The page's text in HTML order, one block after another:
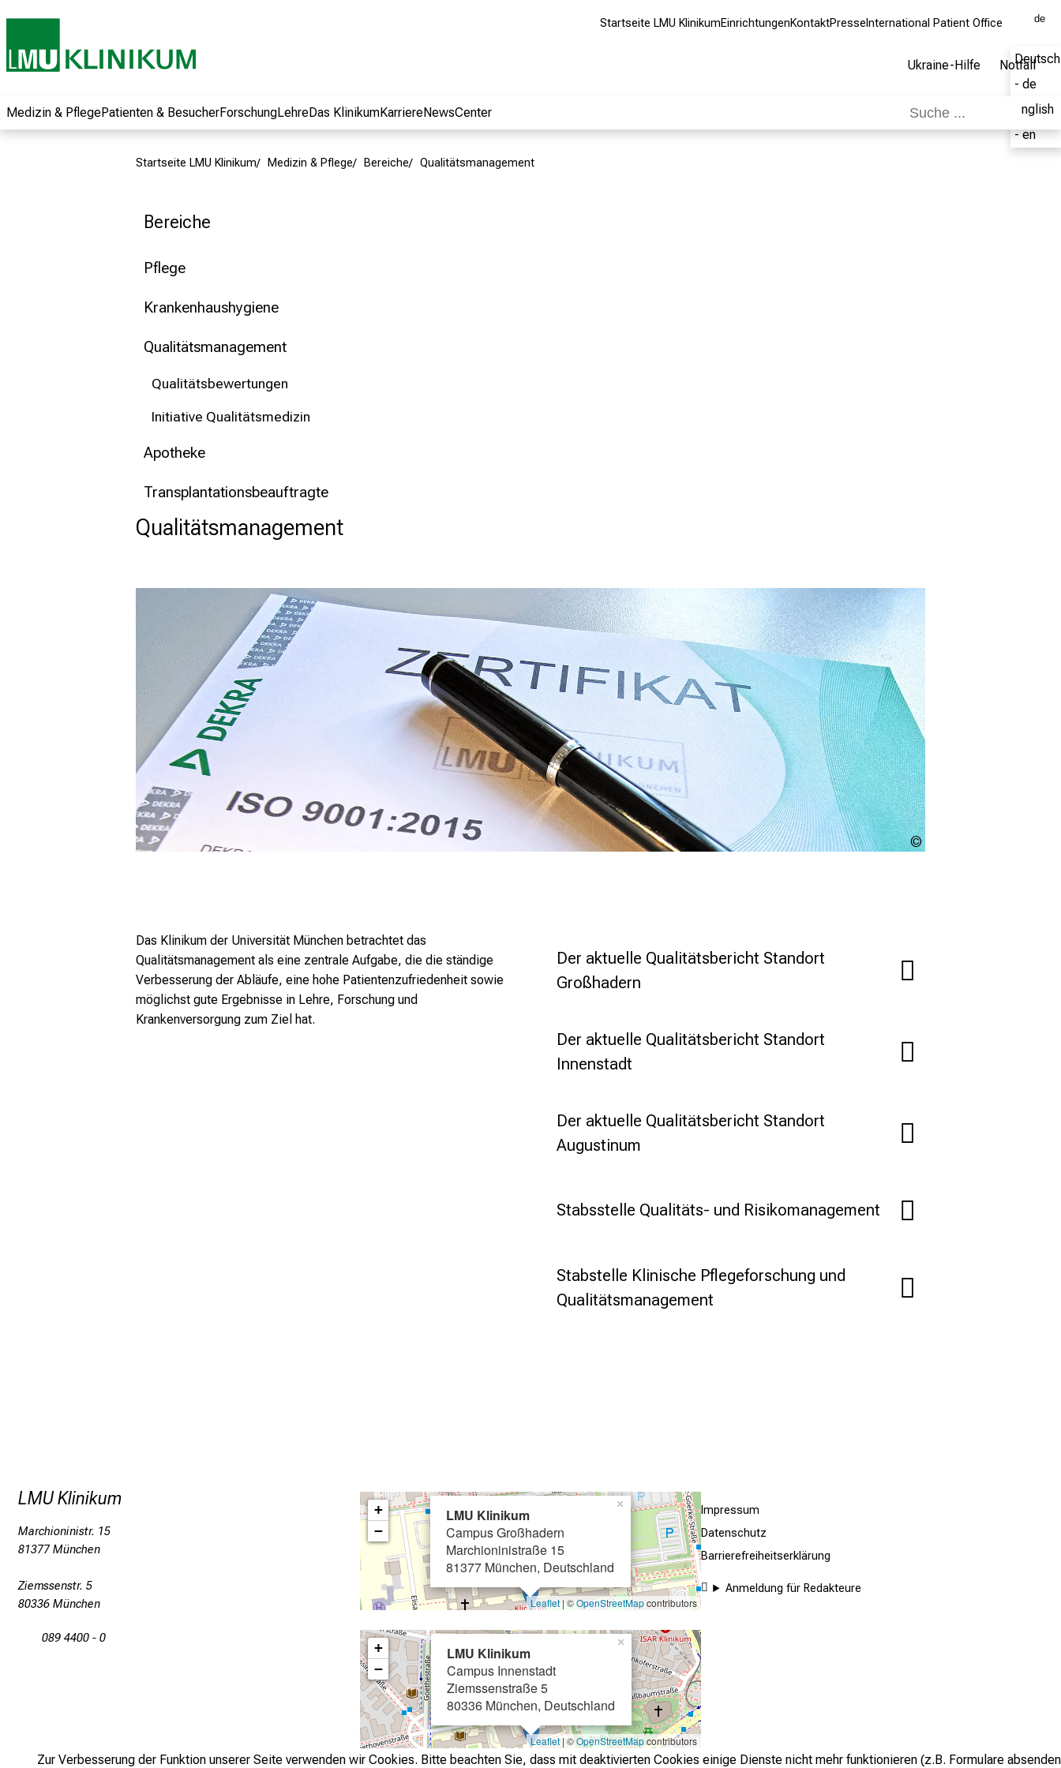
Zur Verbesserung der Funktion unserer Seite verwenden wir Cookies. Bitte beachten Sie, dass mit deaktivierten Cookies einige Dienste nicht mehr funktionieren (z.B. Formulare
Startseite LMU KlinikumEinrichtungenKontaktPresse International Patient Office de
Deutsch
- de
English
- en
Ukraine-Hilfe Notfall
Medizin & PflegePatienten & BesucherForschungLehreDas KlinikumKarriereNewsCenter
Startseite LMU Klinikum Medizin & Pflege Bereiche Qualitätsmanagement
Bereiche
Pflege
Krankenhaushygiene
Qualitätsmanagement
Qualitätsbewertungen
Initiative Qualitätsmedizin
Apotheke
Transplantationsbeauftragte
Qualitätsmanagement
Das Klinikum der Universität München betrachtet das
Qualitätsmanagement als eine zentrale Aufgabe, die die ständige
Verbesserung der Abläufe, eine hohe Patientenzufriedenheit sowie
möglichst gute Ergebnisse in Lehre, Forschung und
Krankenversorgung zum Ziel hat.
Der aktuelle Qualitätsbericht Standort
Großhadern
Der aktuelle Qualitätsbericht Standort
Innenstadt
Der aktuelle Qualitätsbericht Standort
Augustinum
Stabsstelle Qualitäts- und Risikomanagement
Stabstelle Klinische Pflegeforschung und
Qualitätsmanagement
Informationen zu
Jobs, Ausbildungen
Weiterbildungen.
Kommen Sie
begeistern – ganz
ohne Anmeldung.
mehr Informationen
LMU Klinikum
Marchioninistr. 15
81377 München
Ziemssenstr. 5
80336 München
089 4400 - 0
LMU Klinikum
Campus Großhadern
Marchioninistraße 15
81377 München, Deutschland
×
+
−
Leaflet | ©OpenStreetMapcontributors
LMU Klinikum
Campus Innenstadt
Ziemssenstraße 5
80336 München, Deutschland
×
+
−
Leaflet | ©OpenStreetMapcontributors
Impressum
Datenschutz
Barrierefreiheitserklärung
Anmeldung für Redakteure